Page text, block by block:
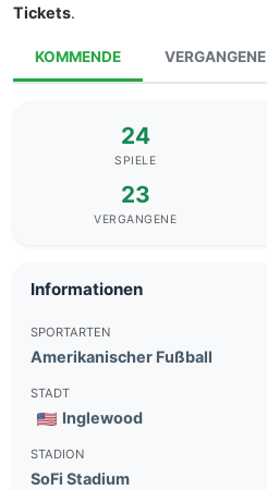
Tickets.
KOMMENDE VERGANGENE
24
SPIELE
23
VERGANGENE
Informationen
SPORTARTEN
Amerikanischer Fußball
STADT
Inglewood
STADION
SoFi Stadium